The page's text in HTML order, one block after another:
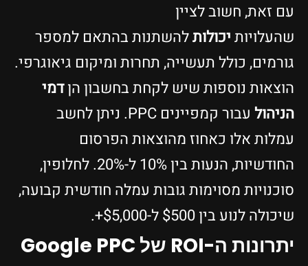
עם זאת, חשוב לציין
שהעלויותיכולותלהשתנות בהתאם למספר
גורמים, כולל תעשייה, תחרות ומיקום גיאוגרפי.
הוצאות נוספות שיש לקחת בחשבון הןדמי
הניהול
עבור קמפיינים PPC. ניתן לחשב
עמלות אלו כאחוז מהוצאות הפרסום
החודשיות, הנעות בין 10% ל-20%. לחלופין,
סוכנויות מסוימות גובות עמלה חודשית קבועה,
שיכולה לנוע בין $500 ל-$5,000+.
יתרונות ה-ROI של Google PPC